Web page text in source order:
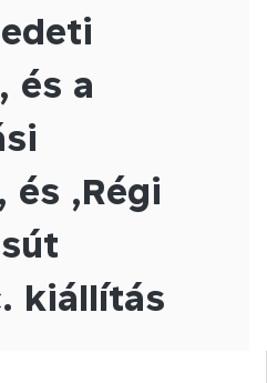
és a
„Régi
kiállítás